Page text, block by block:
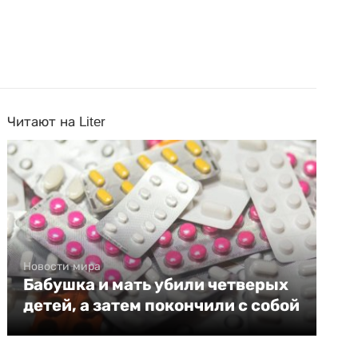
Читают на Liter
Новости мира
Бабушка и мать убили четверых
детей, а затем покончили с собой